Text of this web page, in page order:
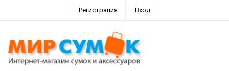
Регистрация Вход